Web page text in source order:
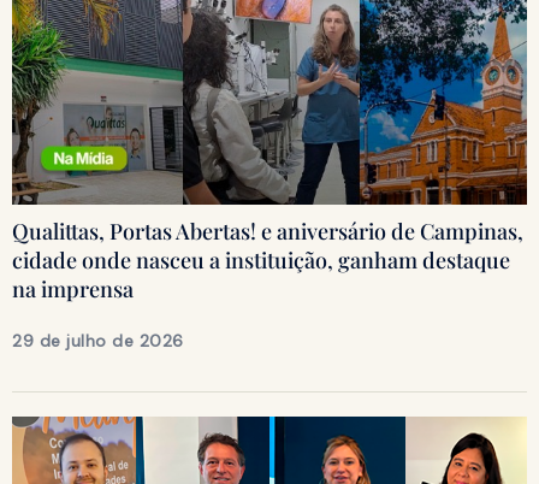
Qualittas, Portas Abertas! e aniversário de Campinas,
cidade onde nasceu a instituição, ganham destaque
na imprensa
29 de julho de 2026